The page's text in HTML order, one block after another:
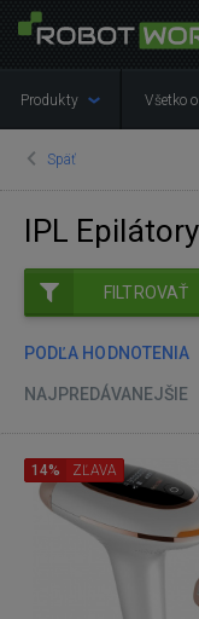
Produkty Všetko
Späť
IPL Epilátory
FILTROVAŤ
PODĽA HODNOTENIA
NAJPREDÁVANEJŠIE
14% ZĽAVA